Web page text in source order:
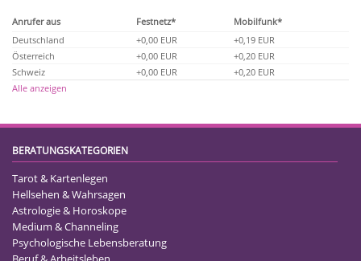
Anrufer aus Festnetz*
Mobilfunk*
Deutschland
+0,00 EUR
+0,19 EUR
Österreich
+0,00 EUR
+0,20 EUR
Schweiz
+0,00 EUR
+0,20 EUR
Alle anzeigen
BERATUNGSKATEGORIEN
Tarot & Kartenlegen
Hellsehen & Wahrsagen
Astrologie & Horoskope
Medium & Channeling
Psychologische Lebensberatung